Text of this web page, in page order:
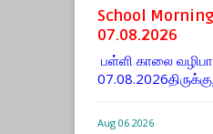
School
07.08.2026
பள்ளி காலை
Aug 06 2026